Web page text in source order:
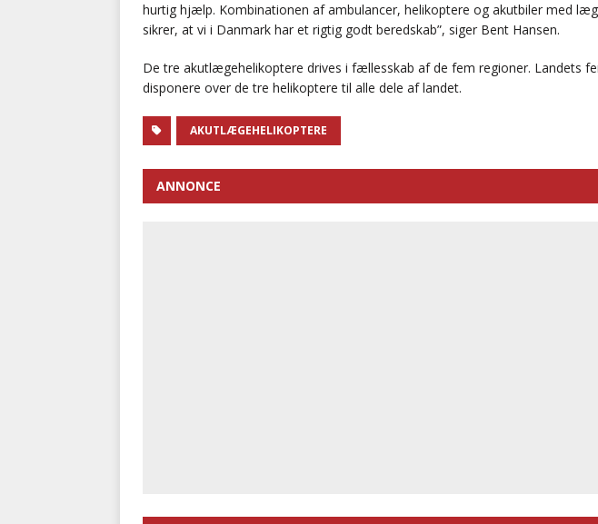
hurtig hjælp. Kombinationen af ambulancer, helikoptere og akutbiler med
sikrer, at vi i Danmark har et rigtig godt beredskab”, siger Bent Hansen.
De tre akutlægehelikoptere drives i fællesskab af de fem regioner. Landets
disponere over de tre helikoptere til alle dele af landet.
AKUTLÆGEHELIKOPTERE
ANNONCE